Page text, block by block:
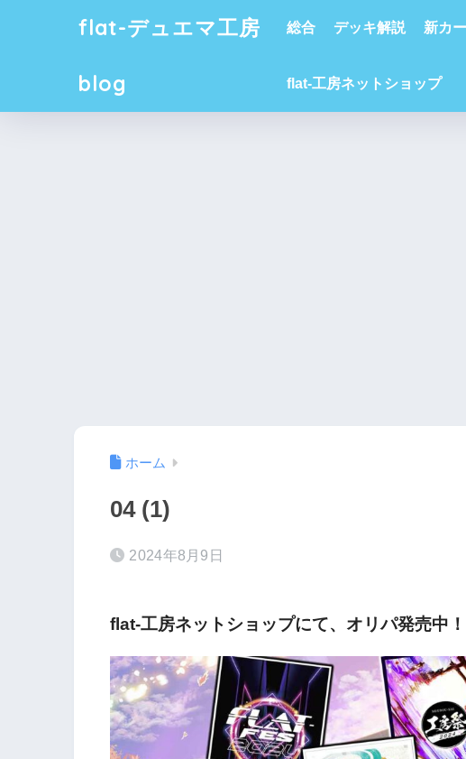
flat-デュエマ工房
blog
総合 デッキ解説 新カ
flat-工房ネットショップ
ホーム
04 (1)
2024年8月9日
flat-工房ネットショップにて、オリパ発売中！